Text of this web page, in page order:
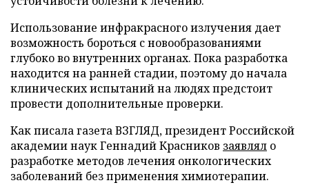
Использование инфракрасного излучения дает
возможность бороться с новообразованиями
глубоко во внутренних органах. Пока разработка
находится на ранней стадии, поэтому до начала
клинических испытаний на людях предстоит
провести дополнительные проверки.
Как писала газета ВЗГЛЯД, президент Российской
академии наук Геннадий Красников заявлял о
разработке методов лечения онкологических
заболеваний без применения химиотерапии.